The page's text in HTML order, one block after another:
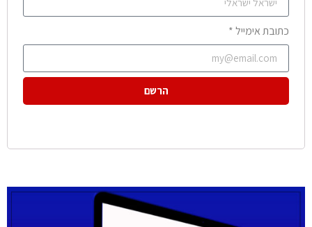
כתובת אימייל *
הרשם